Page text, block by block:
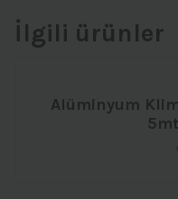
İlgili ürünler
Alüminyum